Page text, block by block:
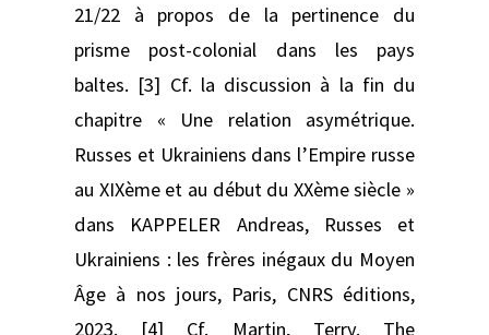
21/22 à propos de la pertinence du
prisme post-colonial dans les pays
baltes. [3] Cf. la discussion à la fin du
chapitre « Une relation asymétrique.
Russes et Ukrainiens dans l’Empire russe
au XIXème et au début du XXème siècle »
dans KAPPELER Andreas, Russes et
Ukrainiens : les frères inégaux du Moyen
Âge à nos jours, Paris, CNRS éditions,
2023. [4] Cf. Martin, Terry. The